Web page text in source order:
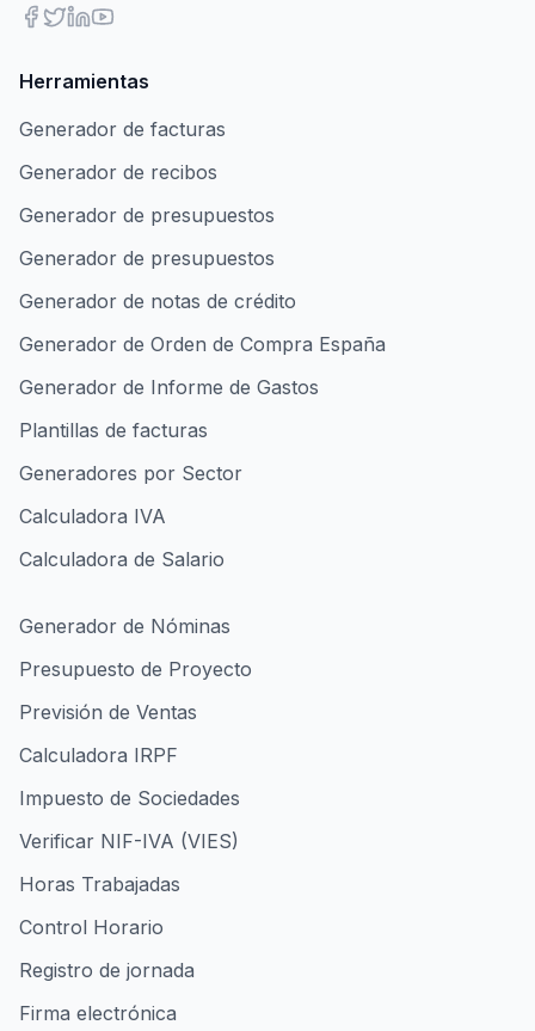
Herramientas
Generador de facturas
Generador de recibos
Generador de presupuestos
Generador de presupuestos
Generador de notas de crédito
Generador de Orden de Compra España
Generador de Informe de Gastos
Plantillas de facturas
Generadores por Sector
Calculadora IVA
Calculadora de Salario
Generador de Nóminas
Presupuesto de Proyecto
Previsión de Ventas
Calculadora IRPF
Impuesto de Sociedades
Verificar NIF-IVA (VIES)
Horas Trabajadas
Control Horario
Registro de jornada
Firma electrónica